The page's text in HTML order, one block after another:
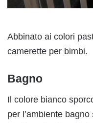
Abbinato ai colori
camerette per bimbi.
Bagno
Il colore bianco
per l’ambiente